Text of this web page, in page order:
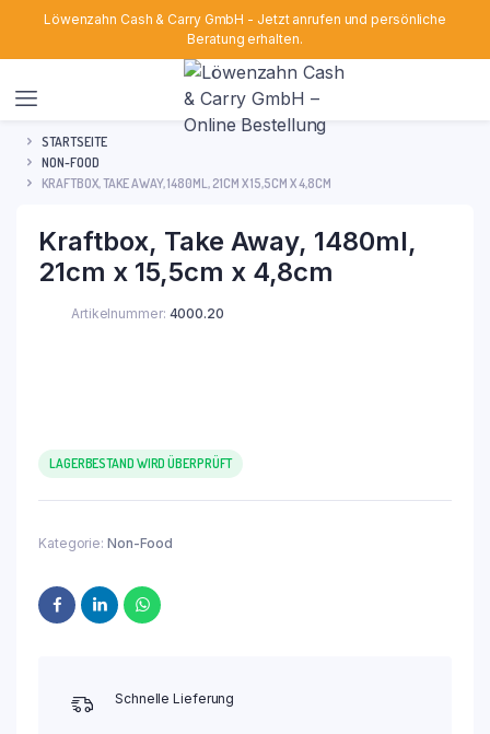
Löwenzahn Cash & Carry GmbH - Jetzt anrufen und persönliche
Beratung erhalten.
STARTSEITE
NON-FOOD
KRAFTBOX, TAKE AWAY, 1480ML, 21CM X 15,5CM X 4,8CM
Kraftbox, Take Away, 1480ml,
21cm x 15,5cm x 4,8cm
Artikelnummer: 4000.20
LAGERBESTAND WIRD ÜBERPRÜFT
Kategorie: Non-Food
Schnelle Lieferung